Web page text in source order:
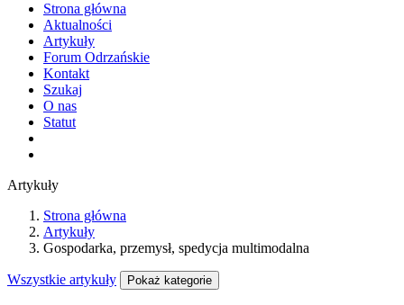
Strona główna
Aktualności
Artykuły
Forum Odrzańskie
Kontakt
Szukaj
O nas
Statut
Artykuły
Strona główna
Artykuły
Gospodarka, przemysł, spedycja multimodalna
Wszystkie artykuły Pokaż kategorie